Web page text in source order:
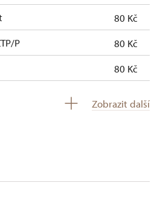
80 Kč
P
80 Kč
80 Kč
skupiny (1 osoba
zdarma
Zobrazit další